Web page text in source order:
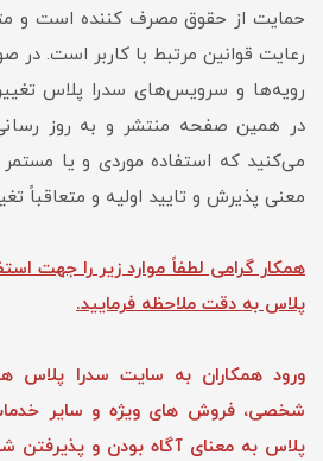
حمایت از حقوق مصرف کننده است و
رعایت قوانین مرتبط با کاربر است. در
رویه‏‌ها و سرویس‏‌های سدرا پلاس
در همین صفحه منتشر و به روز
می‏‌کنید که استفاده موردی و یا
معنی پذیرش و تایید اولیه و متعاقباً
همکار گرامی لطفاً موارد زیر را جهت
پلاس به دقت ملاحظه فرمایید.
ورود همکاران به ‏‌سایت سدرا پلاس
شخصی، فروش های ویژه و سایر
پلاس به معنای آگاه بودن و پذیرفتن